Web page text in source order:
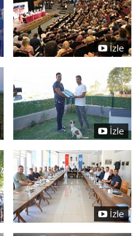
İzle
İzle
İzle